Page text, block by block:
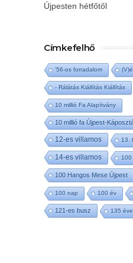
Újpesten hétfőtől
Címkefelhő
'56-os forradalom
- Rálátás Kiállítás Kiállítás
10 millió Fa Alapítvány
10 millió fa Újpest-
12-es villamos 13.
14-es villamos 100
100 Hangos Mese Újpest
100 nap 100 év
121-es busz 135